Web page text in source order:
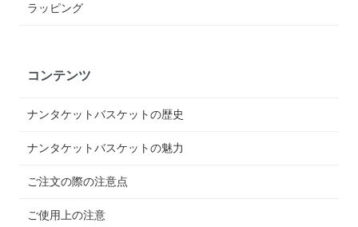
ラッピング
コンテンツ
ナンタケットバスケットの歴史
ナンタケットバスケットの魅力
ご注文の際の注意点
ご使用上の注意